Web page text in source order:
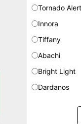
Tornado Alert
Innora
Tiffany
Abachi
Bright Light
Dardanos